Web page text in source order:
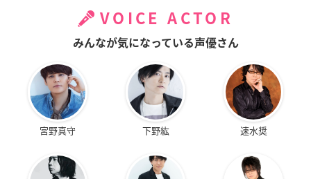
VOICE ACTOR
みんなが気になっている声優さん
宮野真守 下野紘 速水奨